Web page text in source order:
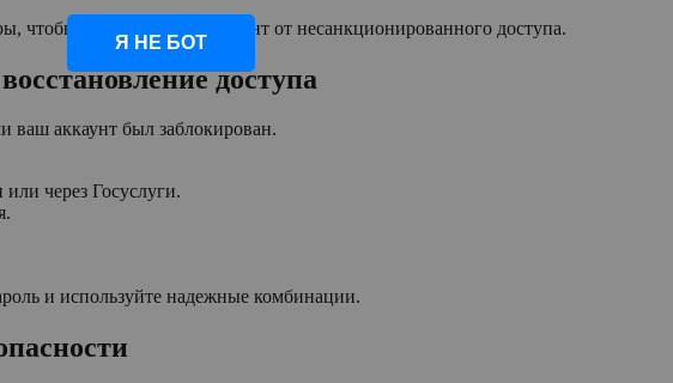
чтобы защитить свой аккаунт от несанкционированного доступа.
доступа
ваш аккаунт был заблокирован.
через Госуслуги.
и используйте надежные комбинации.
Я НЕ БОТ